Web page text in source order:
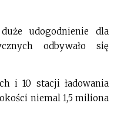
udogodnienie dla
odbywało się
i 10 stacji ładowania
niemal 1,5 miliona